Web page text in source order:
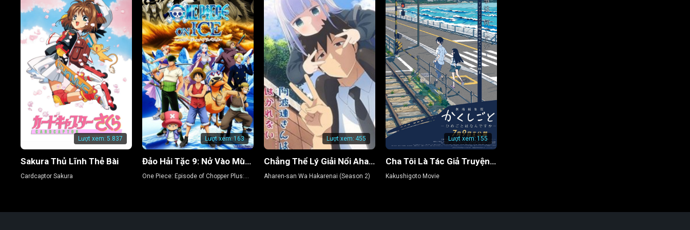
Lượt xem: 5.837
Sakura Thủ Lĩnh Thẻ Bài
Cardcaptor Sakura
Lượt xem:163
Đảo Hải Tặc 9: Nở Vào Mùa Đông, Hoa Sakura Diệu Kỳ
One Piece: Episode of Chopper Plus:
Lượt xem: 455
Chẳng Thể Lý Giải Nổi Aharen-san (Phần 2)
Aharen-san Wa Hakarenai (Season 2)
Lượt xem: 155
Cha Tôi Là Tác Giả Truyện Tranh Thô Tục
Kakushigoto Movie